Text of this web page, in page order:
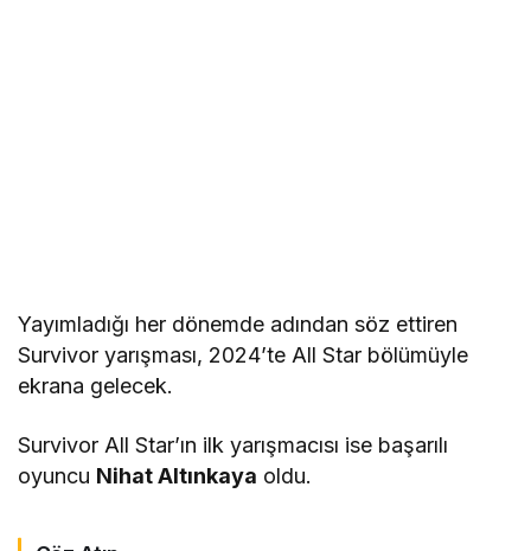
Yayımladığı her dönemde adından söz ettiren
Survivor yarışması, 2024’te All Star bölümüyle
ekrana gelecek.
Survivor All Star’ın ilk yarışmacısı ise başarılı
oyuncu Nihat Altınkaya oldu.